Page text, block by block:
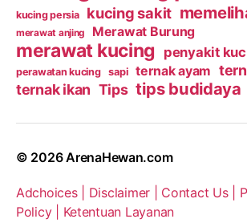
kucing persia kucing sakit
merawat anjing Merawat Burung
merawat kucing penyakit
perawatan kucing sapi ternak ayam
ternak ikan Tips tips budidaya
© 2026ArenaHewan.com
Adchoices | Disclaimer | Contact Us |
Policy | Ketentuan Layanan